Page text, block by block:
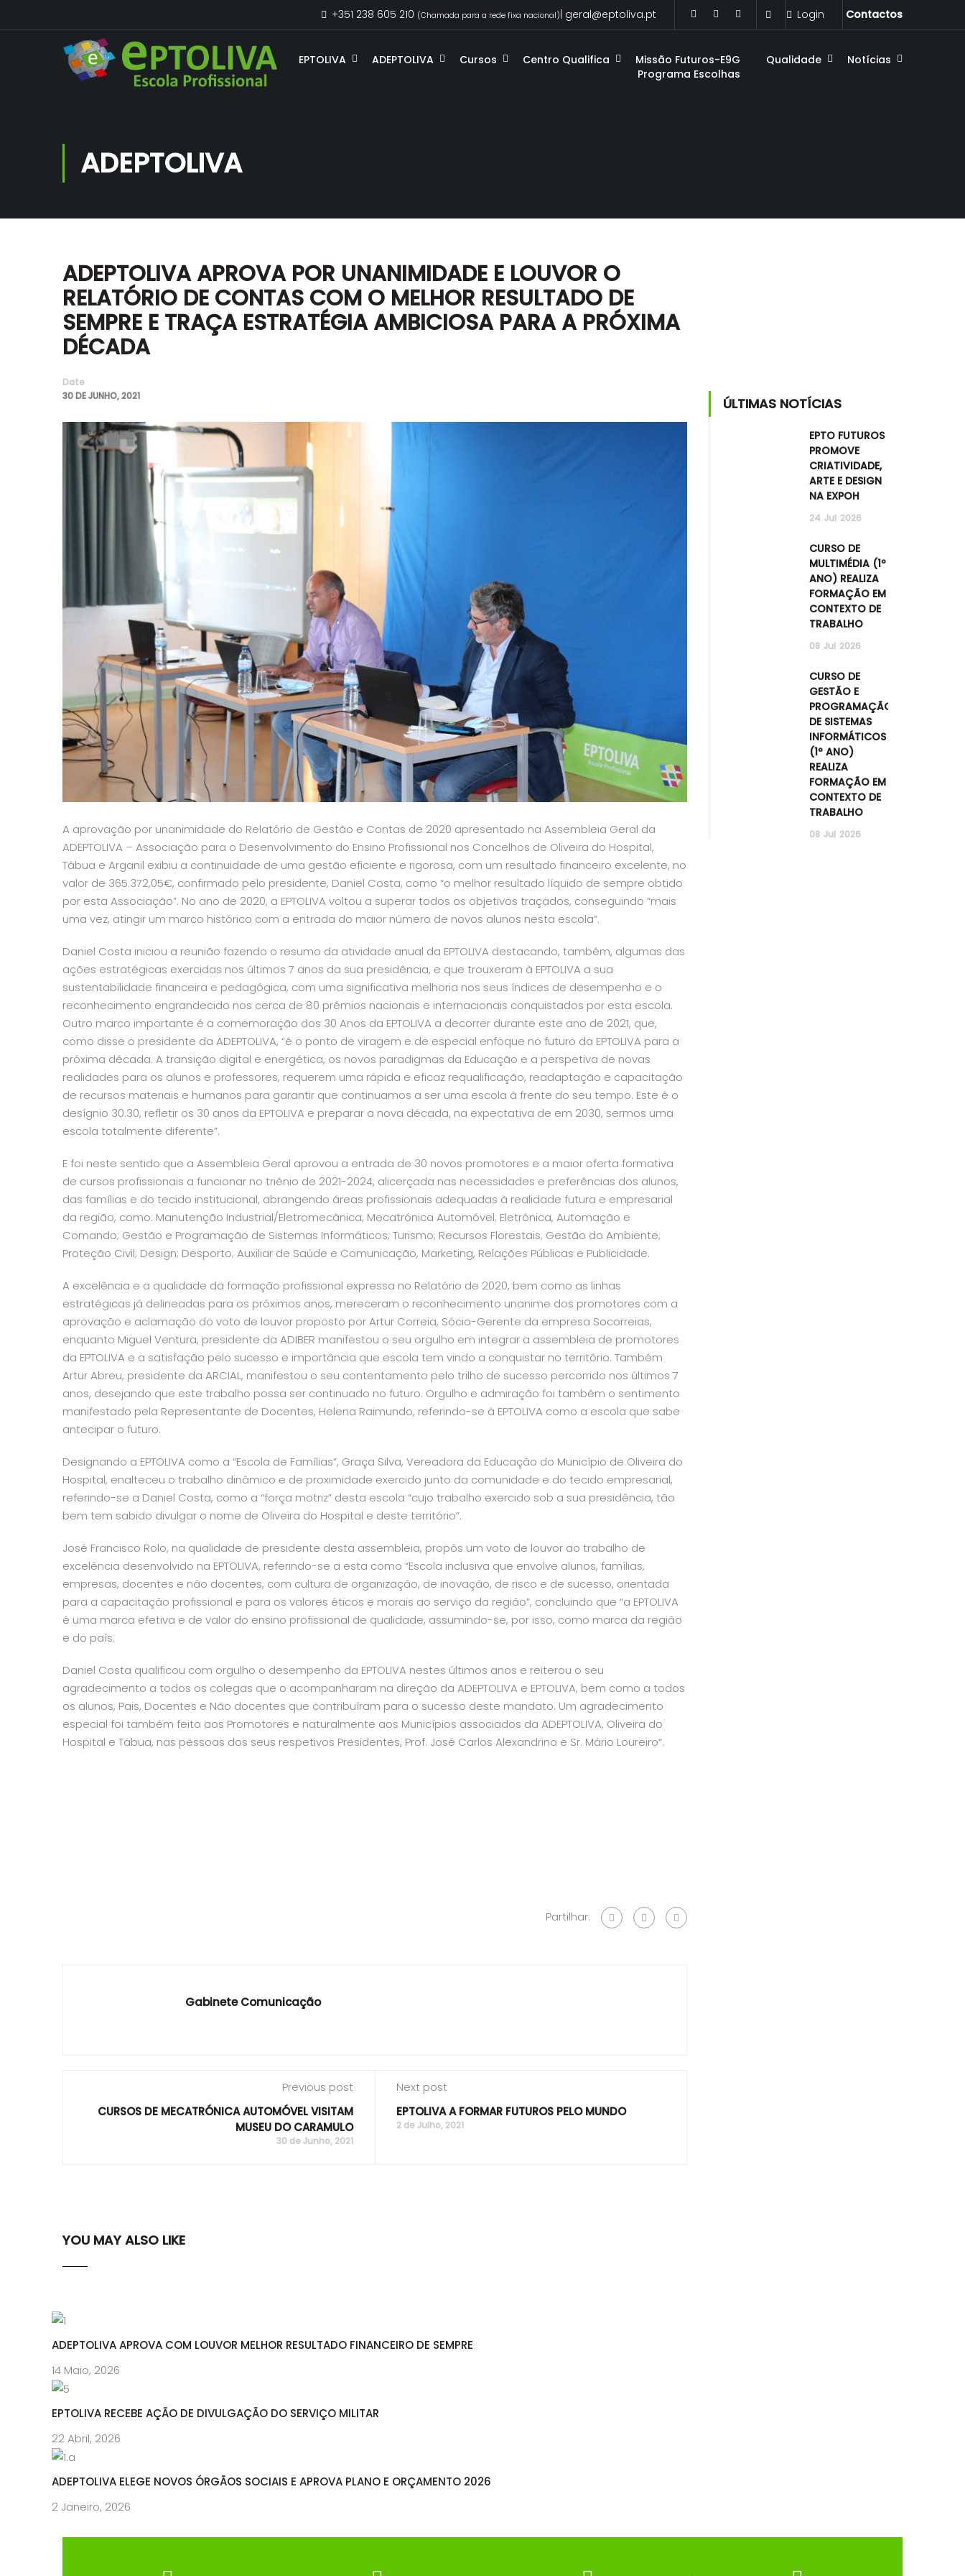
Login Contactos
+351 238 605 210 (Chamada para a rede fixa nacional) | geral@eptoliva.pt
EPTOLIVA ADEPTOLIVA Cursos Centro Qualifica
Missão Futuros-E9G
Programa Escolhas
Qualidade Notícias
ADEPTOLIVA
ADEPTOLIVA APROVA POR UNANIMIDADE E LOUVOR O
RELATÓRIO DE CONTAS COM O MELHOR RESULTADO DE
SEMPRE E TRAÇA ESTRATÉGIA AMBICIOSA PARA A PRÓXIMA
DÉCADA
Date
30 DE JUNHO, 2021
A aprovação por unanimidade do Relatório de Gestão e Contas de 2020 apresentado na Assembleia Geral da
ADEPTOLIVA – Associação para o Desenvolvimento do Ensino Profissional nos Concelhos de Oliveira do Hospital,
Tábua e Arganil exibiu a continuidade de uma gestão eficiente e rigorosa, com um resultado financeiro excelente, no
valor de 365.372,05€, confirmado pelo presidente, Daniel Costa, como “o melhor resultado líquido de sempre obtido
por esta Associação”. No ano de 2020, a EPTOLIVA voltou a superar todos os objetivos traçados, conseguindo “mais
uma vez, atingir um marco histórico com a entrada do maior número de novos alunos nesta escola”.
Daniel Costa iniciou a reunião fazendo o resumo da atividade anual da EPTOLIVA destacando, também, algumas das
ações estratégicas exercidas nos últimos 7 anos da sua presidência, e que trouxeram à EPTOLIVA a sua
sustentabilidade financeira e pedagógica, com uma significativa melhoria nos seus índices de desempenho e o
reconhecimento engrandecido nos cerca de 80 prémios nacionais e internacionais conquistados por esta escola.
Outro marco importante é a comemoração dos 30 Anos da EPTOLIVA a decorrer durante este ano de 2021, que,
como disse o presidente da ADEPTOLIVA, “é o ponto de viragem e de especial enfoque no futuro da EPTOLIVA para a
próxima década. A transição digital e energética, os novos paradigmas da Educação e a perspetiva de novas
realidades para os alunos e professores, requerem uma rápida e eficaz requalificação, readaptação e capacitação
de recursos materiais e humanos para garantir que continuamos a ser uma escola à frente do seu tempo. Este é o
desígnio 30.30, refletir os 30 anos da EPTOLIVA e preparar a nova década, na expectativa de em 2030, sermos uma
escola totalmente diferente”.
E foi neste sentido que a Assembleia Geral aprovou a entrada de 30 novos promotores e a maior oferta formativa
de cursos profissionais a funcionar no triénio de 2021-2024, alicerçada nas necessidades e preferências dos alunos,
das famílias e do tecido institucional, abrangendo áreas profissionais adequadas à realidade futura e empresarial
da região, como: Manutenção Industrial/Eletromecânica; Mecatrónica Automóvel; Eletrónica, Automação e
Comando; Gestão e Programação de Sistemas Informáticos; Turismo; Recursos Florestais; Gestão do Ambiente;
Proteção Civil; Design; Desporto; Auxiliar de Saúde e Comunicação, Marketing, Relações Públicas e Publicidade.
A excelência e a qualidade da formação profissional expressa no Relatório de 2020, bem como as linhas
estratégicas já delineadas para os próximos anos, mereceram o reconhecimento unanime dos promotores com a
aprovação e aclamação do voto de louvor proposto por Artur Correia, Sócio-Gerente da empresa Socorreias,
enquanto Miguel Ventura, presidente da ADIBER manifestou o seu orgulho em integrar a assembleia de promotores
da EPTOLIVA e a satisfação pelo sucesso e importância que escola tem vindo a conquistar no território. Também
Artur Abreu, presidente da ARCIAL, manifestou o seu contentamento pelo trilho de sucesso percorrido nos últimos 7
anos, desejando que este trabalho possa ser continuado no futuro. Orgulho e admiração foi também o sentimento
manifestado pela Representante de Docentes, Helena Raimundo, referindo-se à EPTOLIVA como a escola que sabe
antecipar o futuro.
Designando a EPTOLIVA como a “Escola de Famílias”, Graça Silva, Vereadora da Educação do Município de Oliveira do
Hospital, enalteceu o trabalho dinâmico e de proximidade exercido junto da comunidade e do tecido empresarial,
referindo-se a Daniel Costa, como a “força motriz” desta escola “cujo trabalho exercido sob a sua presidência, tão
bem tem sabido divulgar o nome de Oliveira do Hospital e deste território”.
José Francisco Rolo, na qualidade de presidente desta assembleia, propôs um voto de louvor ao trabalho de
excelência desenvolvido na EPTOLIVA, referindo-se a esta como “Escola inclusiva que envolve alunos, famílias,
empresas, docentes e não docentes, com cultura de organização, de inovação, de risco e de sucesso, orientada
para a capacitação profissional e para os valores éticos e morais ao serviço da região”, concluindo que “a EPTOLIVA
é uma marca efetiva e de valor do ensino profissional de qualidade, assumindo-se, por isso, como marca da região
e do país.
Daniel Costa qualificou com orgulho o desempenho da EPTOLIVA nestes últimos anos e reiterou o seu
agradecimento a todos os colegas que o acompanharam na direção da ADEPTOLIVA e EPTOLIVA, bem como a todos
os alunos, Pais, Docentes e Não docentes que contribuíram para o sucesso deste mandato. Um agradecimento
especial foi também feito aos Promotores e naturalmente aos Municípios associados da ADEPTOLIVA, Oliveira do
Hospital e Tábua, nas pessoas dos seus respetivos Presidentes, Prof. José Carlos Alexandrino e Sr. Mário Loureiro“.
Partilhar:
Gabinete Comunicação
Previous post
CURSOS DE MECATRÓNICA AUTOMÓVEL VISITAM
MUSEU DO CARAMULO
30 de Junho, 2021
Next post
EPTOLIVA A FORMAR FUTUROS PELO MUNDO
2 de Julho, 2021
YOU MAY ALSO LIKE
ADEPTOLIVA APROVA COM LOUVOR MELHOR RESULTADO FINANCEIRO DE SEMPRE
14 Maio, 2026
EPTOLIVA RECEBE AÇÃO DE DIVULGAÇÃO DO SERVIÇO MILITAR
22 Abril, 2026
ADEPTOLIVA ELEGE NOVOS ÓRGÃOS SOCIAIS E APROVA PLANO E ORÇAMENTO 2026
2 Janeiro, 2026
ÚLTIMAS NOTÍCIAS
EPTO FUTUROS
PROMOVE
CRIATIVIDADE,
ARTE E DESIGN
NA EXPOH
24 Jul 2026
CURSO DE
MULTIMÉDIA (1º
ANO) REALIZA
FORMAÇÃO EM
CONTEXTO DE
TRABALHO
08 Jul 2026
CURSO DE
GESTÃO E
PROGRAMAÇÃO
DE SISTEMAS
INFORMÁTICOS
(1º ANO)
REALIZA
FORMAÇÃO EM
CONTEXTO DE
TRABALHO
08 Jul 2026